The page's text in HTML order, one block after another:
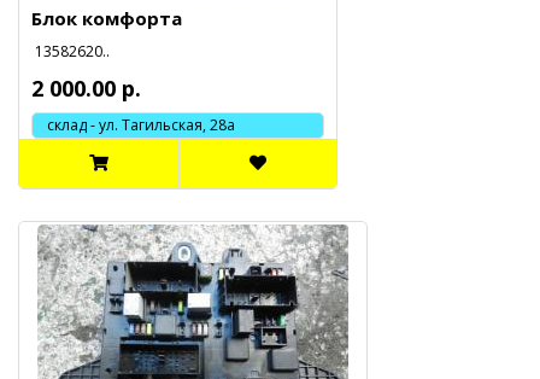
Блок комфорта
13582620..
2 000.00 р.
склад - ул. Тагильская, 28а